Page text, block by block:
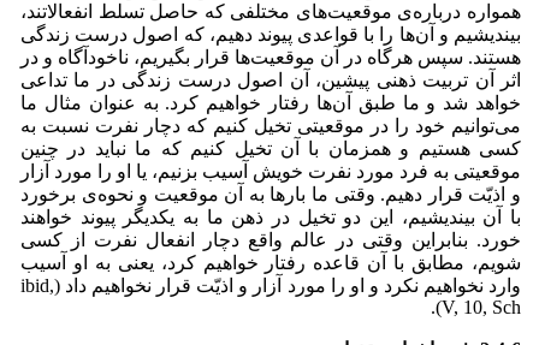
همواره درباره‌ی موقعیت‌های مختلفی که حاصل تسلط انفعالاتند،
بیندیشیم و آن‌ها را با قواعدی پیوند دهیم، که اصول درست زندگی
هستند. سپس هرگاه در آن موقعیت‌ها قرار بگیریم، ناخودآگاه و در
اثر آن تربیت ذهنی پیشین، آن اصول درست زندگی در ما تداعی
خواهد شد و ما طبق آن‌ها رفتار خواهیم کرد. به عنوان مثال ما
می‌‌توانیم خود را در موقعیتی تخیل کنیم که دچار نفرت نسبت به
کسی هستیم و همزمان با آن تخیل کنیم که ما نباید در چنین
موقعیتی به فرد مورد نفرت خویش آسیب بزنیم، یا او را مورد آزار
و اذیّت قرار دهیم. وقتی ما بارها به آن موقعیت و نحوه‌ی برخورد
با آن بیندیشیم، این دو تخیل در ذهن ما به یکدیگر پیوند خواهند
خورد. بنابراین وقتی در عالم واقع دچار انفعال نفرت از کسی
شویم، مطابق با آن قاعده رفتار خواهیم کرد، یعنی به او آسیب
وارد نخواهیم نکرد و او را مورد آزار و اذیّت قرار نخواهیم داد (ibid,
V, 10, Sch).